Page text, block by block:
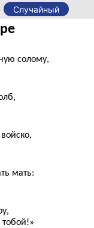
Случайный
солому,
мать:
тобой!»